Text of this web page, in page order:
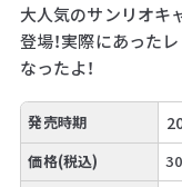
大人気のサンリオキ
登場！実際にあった
なったよ！
発売時期
価格(税込)